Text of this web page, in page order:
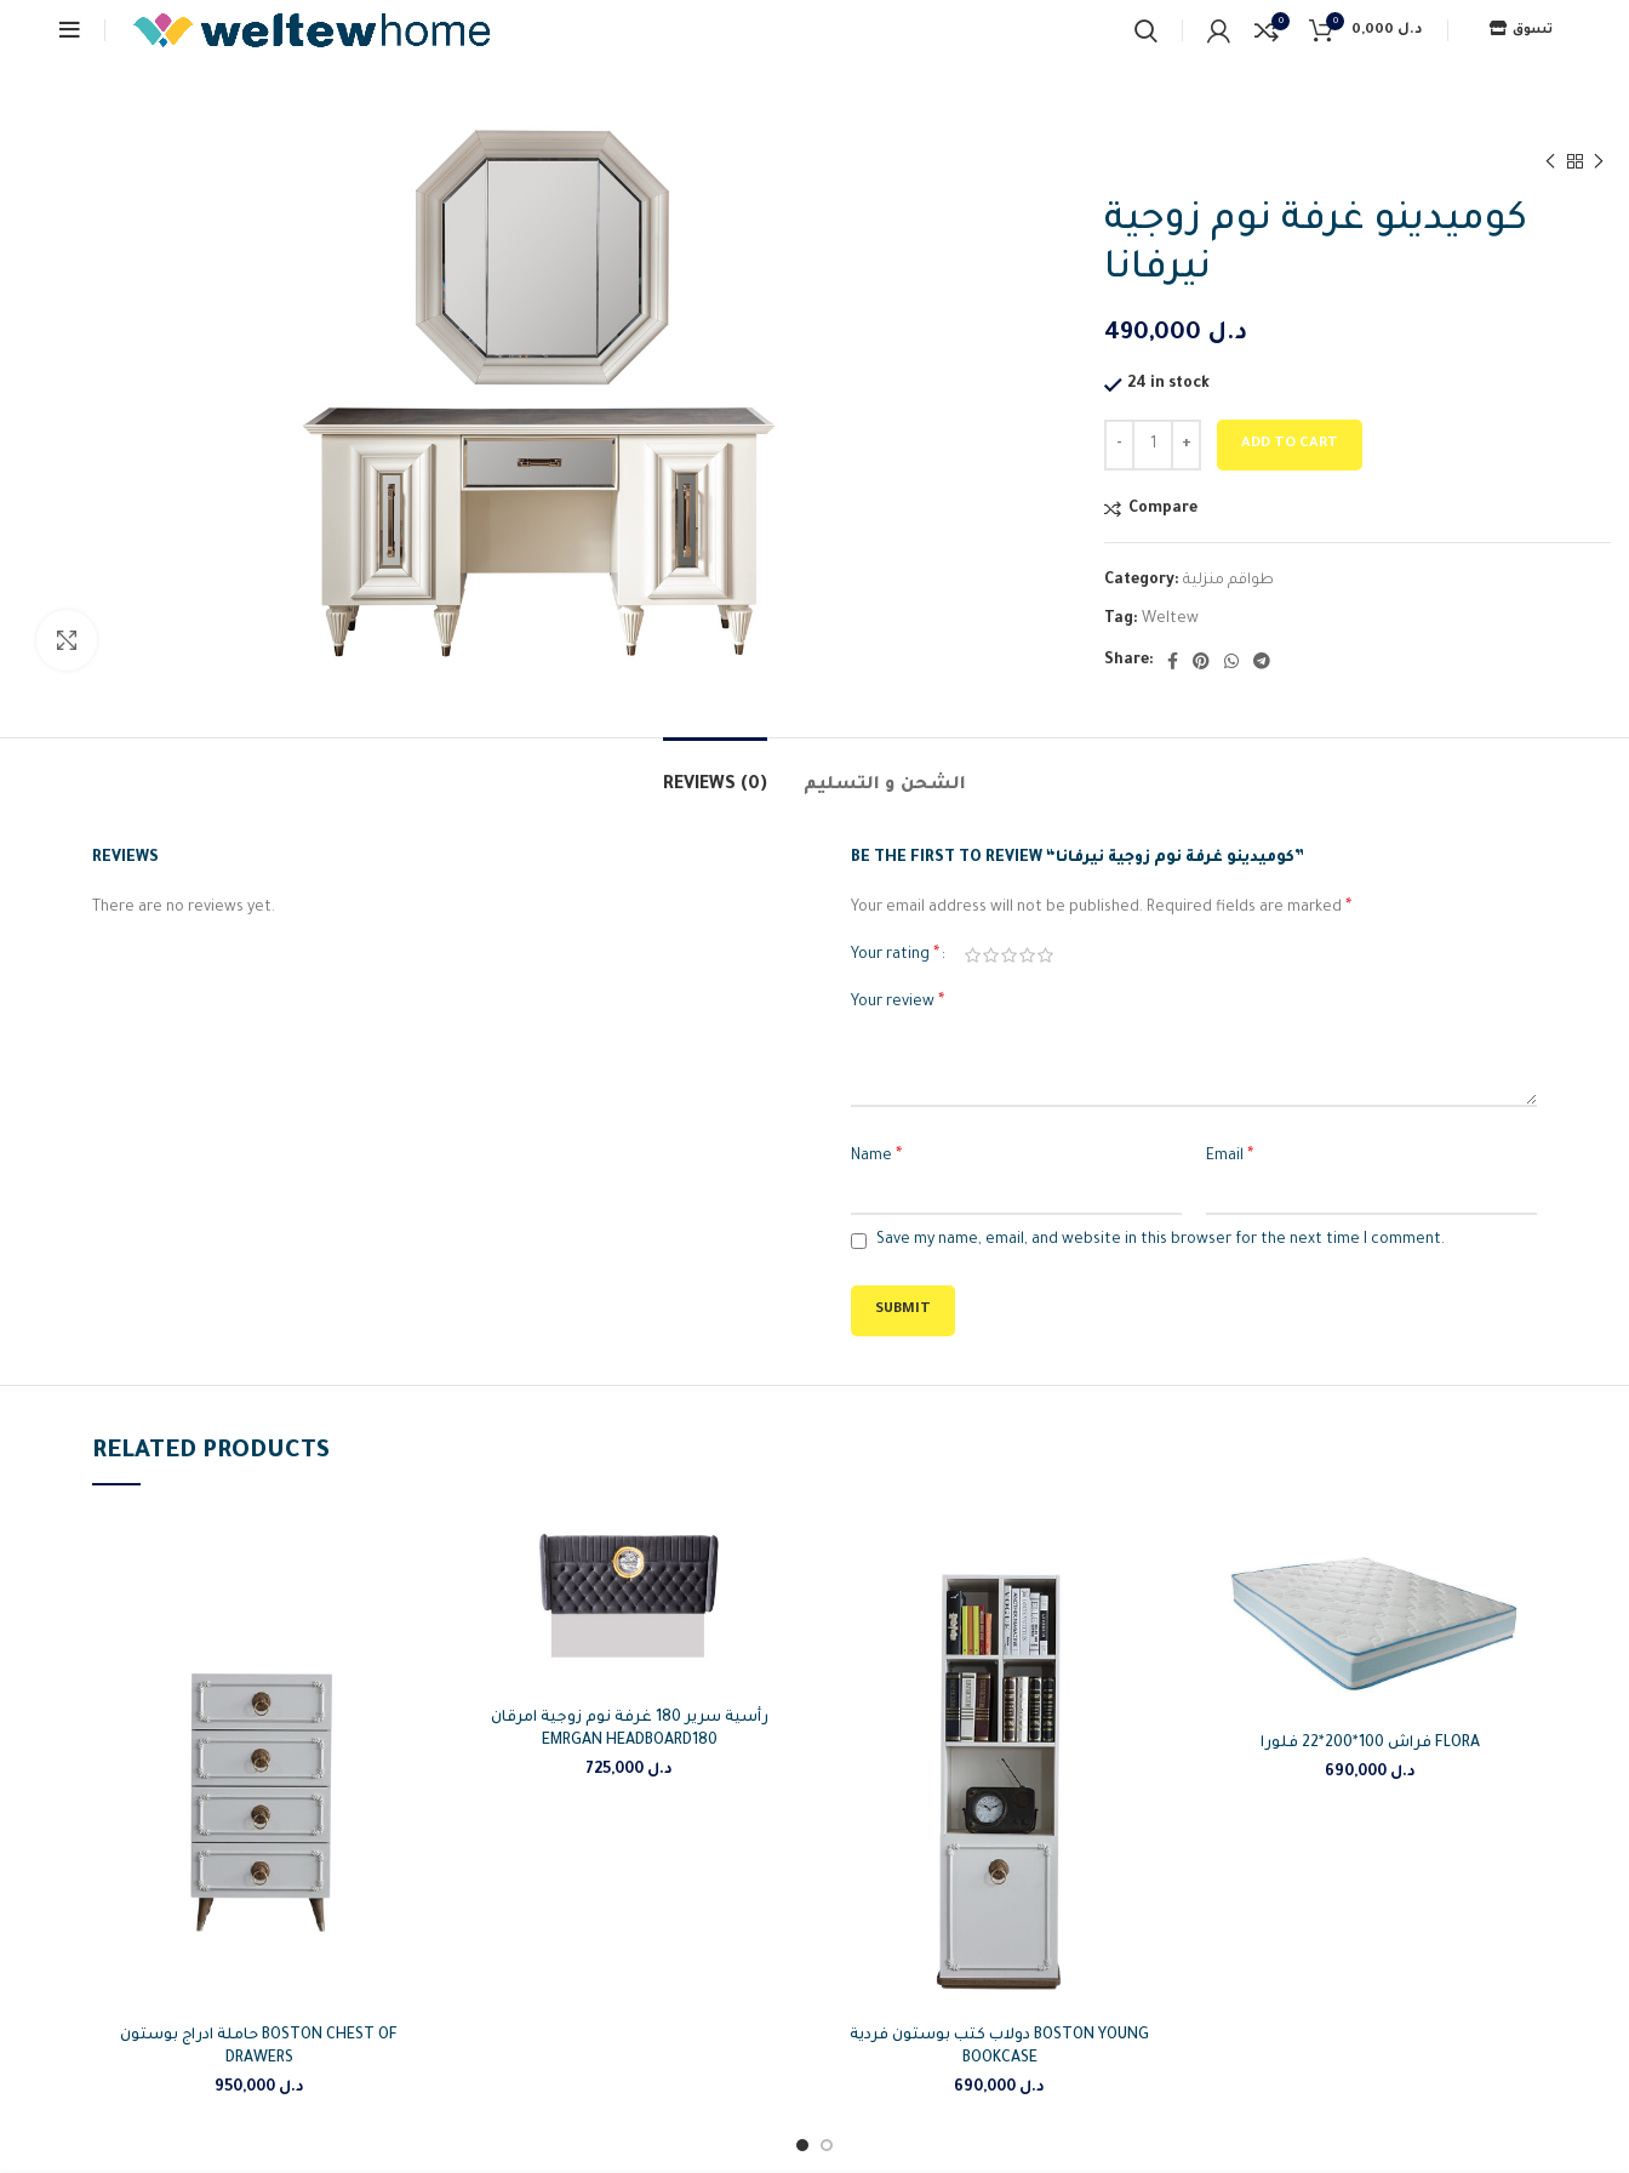
0 0
د.ل تسوق
كوميدينو غرفة نوم زوجية
نيرفانا
د.ل
24 in stock
ADD TO CART
Compare
Category: طواقم منزلية
Tag: Weltew
Share:
REVIEWS (0) الشحن و التسليم
REVIEWS
There are no reviews yet.
BE THE FIRST TO REVIEW “كوميدينو غرفة نوم زوجية نيرفانا”
Your email address will not be published. Required fields are marked *
Your rating *
Your review *
Name * Email *
Save my name, email, and website in this browser for the next time I comment.
RELATED PRODUCTS
حاملة ادراج بوستون BOSTON CHEST OF
DRAWERS
د.ل 950,000
رأسية سرير 180 غرفة نوم زوجية امرقان
EMRGAN HEADBOARD180
د.ل
دولاب كتب بوستون فردية BOSTON YOUNG
BOOKCASE
د.ل
فراش 100*200*22 فلورا FLORA
د.ل 690,000